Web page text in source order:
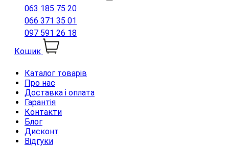
063 185 75 20
066 371 35 01
097 591 26 18
Кошик
Каталог товарів
Про нас
Доставка і оплата
Гарантія
Контакти
Блог
Дисконт
Відгуки